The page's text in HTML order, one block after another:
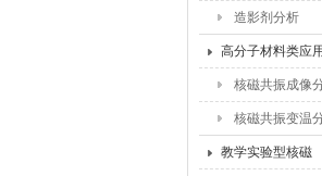
造影剂分析
高分子材料类应
核磁共振成像
核磁共振变温
振交联密度仪
教学实验型核磁